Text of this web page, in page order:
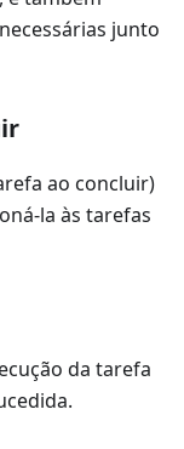
junto
ao concluir)
la às tarefas
da tarefa